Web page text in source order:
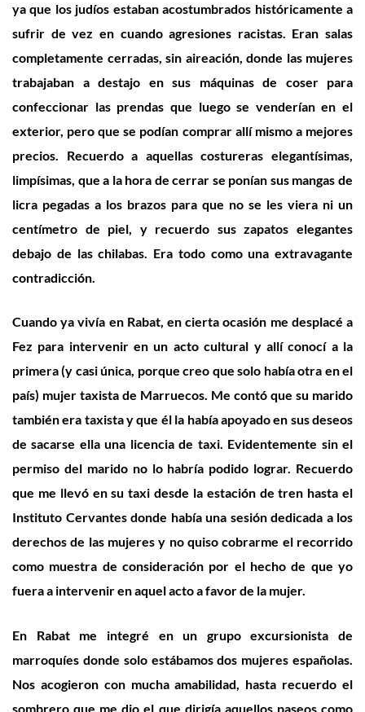
ya que los judíos estaban acostumbrados históricamente a
sufrir de vez en cuando agresiones racistas. Eran salas
completamente cerradas, sin aireación, donde las mujeres
trabajaban a destajo en sus máquinas de coser para
confeccionar las prendas que luego se venderían en el
exterior, pero que se podían comprar allí mismo a mejores
precios. Recuerdo a aquellas costureras elegantísimas,
limpísimas, que a la hora de cerrar se ponían sus mangas de
licra pegadas a los brazos para que no se les viera ni un
centímetro de piel, y recuerdo sus zapatos elegantes
debajo de las chilabas. Era todo como una extravagante
contradicción.
Cuando ya vivía en Rabat, en cierta ocasión me desplacé a
Fez para intervenir en un acto cultural y allí conocí a la
primera (y casi única, porque creo que solo había otra en el
país) mujer taxista de Marruecos. Me contó que su marido
también era taxista y que él la había apoyado en sus deseos
de sacarse ella una licencia de taxi. Evidentemente sin el
permiso del marido no lo habría podido lograr. Recuerdo
que me llevó en su taxi desde la estación de tren hasta el
Instituto Cervantes donde había una sesión dedicada a los
derechos de las mujeres y no quiso cobrarme el recorrido
como muestra de consideración por el hecho de que yo
fuera a intervenir en aquel acto a favor de la mujer.
En Rabat me integré en un grupo excursionista de
marroquíes donde solo estábamos dos mujeres españolas.
Nos acogieron con mucha amabilidad, hasta recuerdo el
sombrero que me dio el que dirigía aquellos paseos como